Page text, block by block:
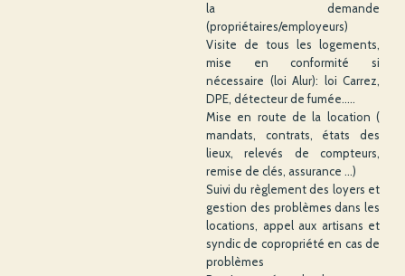
la demande
(propriétaires/employeurs)
Visite de tous les logements,
mise en conformité si
nécessaire (loi Alur): loi Carrez,
DPE, détecteur de fumée.....
Mise en route de la location (
mandats, contrats, états des
lieux, relevés de compteurs,
remise de clés, assurance ...)
Suivi du règlement des loyers et
gestion des problèmes dans les
locations, appel aux artisans et
syndic de copropriété en cas de
problèmes